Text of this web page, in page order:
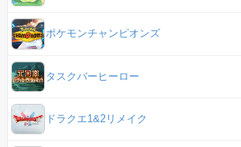
ポケモンチャンピオンズ
タスクバーヒーロー
ドラクエ1&2リメイク